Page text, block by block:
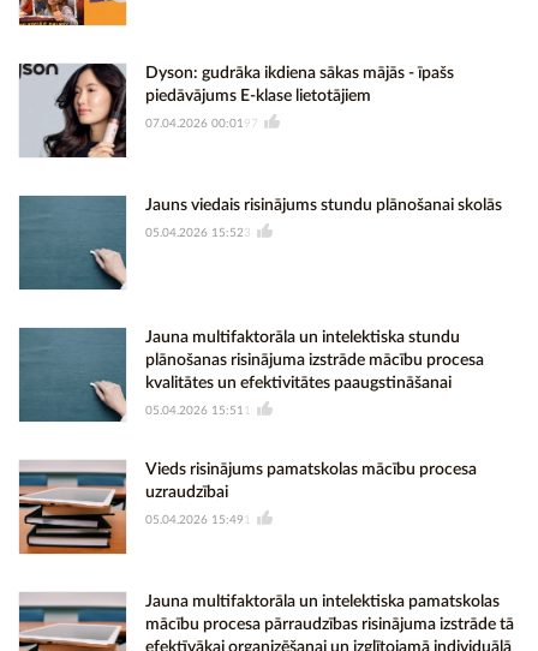
Dyson: gudrāka ikdiena sākas mājās - īpašs
piedāvājums E-klase lietotājiem
07.04.2026 00:01 97
Jauns viedais risinājums stundu plānošanai skolās
05.04.2026 15:52 3
Jauna multifaktorāla un intelektiska stundu
plānošanas risinājuma izstrāde mācību procesa
kvalitātes un efektivitātes paaugstināšanai
05.04.2026 15:51 1
Vieds risinājums pamatskolas mācību procesa
uzraudzībai
05.04.2026 15:49 1
Jauna multifaktorāla un intelektiska pamatskolas
mācību procesa pārraudzības risinājuma izstrāde tā
efektīvākai organizēšanai un izglītojamā individuālā